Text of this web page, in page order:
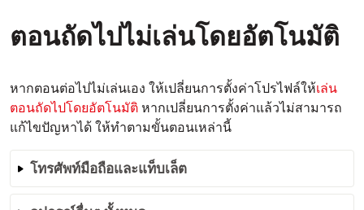
ตอนถัดไปไม่เล่นโดยอัตโนมัติ
หากตอนต่อไปไม่เล่นเอง ให้เปลี่ยนการตั้งค่าโปรไฟล์ให้เล่น
ตอนถัดไปโดยอัตโนมัติ หากเปลี่ยนการตั้งค่าแล้วไม่สามารถ
แก้ไขปัญหาได้ ให้ทำตามขั้นตอนเหล่านี้
โทรศัพท์มือถือและแท็บเล็ต